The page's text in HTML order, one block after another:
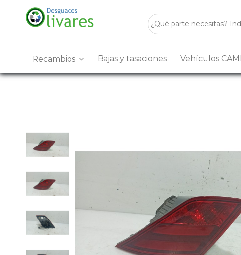
Recambios Bajas y tasaciones Vehículos